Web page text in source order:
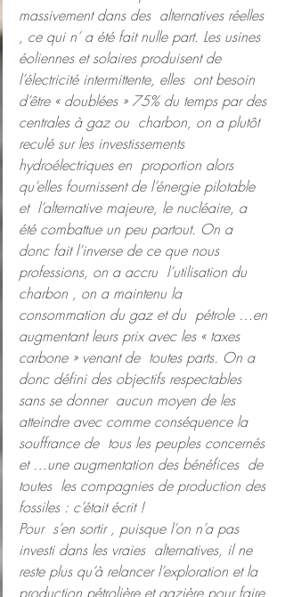
massivement dans des  alternatives réelles
, ce qui n’ a été fait nulle part. Les usines
éoliennes et solaires produisent de
l’électricité intermittente, elles  ont besoin
d’être « doublées » 75% du temps par des
centrales à gaz ou  charbon, on a plutôt
reculé sur les investissements
hydroélectriques en  proportion alors
qu’elles fournissent de l’énergie pilotable
et  l’alternative majeure, le nucléaire, a
été combattue un peu partout. On a
donc fait l’inverse de ce que nous
professions, on a accru  l’utilisation du
charbon , on a maintenu la
consommation du gaz et du  pétrole …en
augmentant leurs prix avec les « taxes
carbone » venant de  toutes parts. On a
donc défini des objectifs respectables
sans se donner  aucun moyen de les
atteindre avec comme conséquence la
souffrance de  tous les peuples concernés
et …une augmentation des bénéfices  de
toutes  les compagnies de production des
fossiles : c’était écrit !
Pour  s’en sortir , puisque l’on n’a pas
investi dans les vraies  alternatives, il ne
reste plus qu’à relancer l’exploration et la
production pétrolière et gazière pour faire